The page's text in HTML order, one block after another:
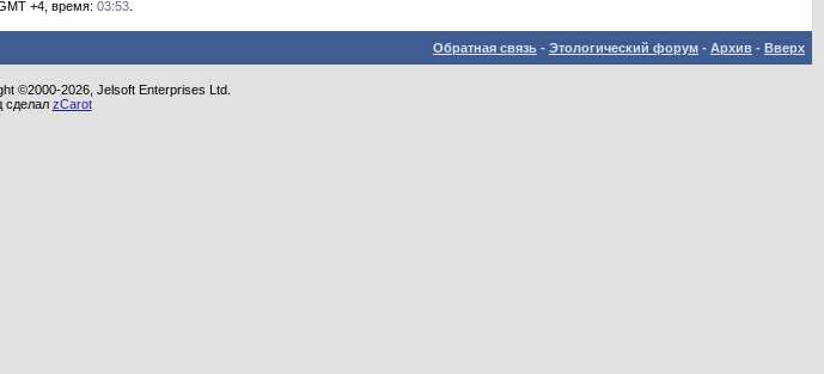
+4, время: 03:53.
Обратная связь - Этологический форум - Архив - Вверх
©2000-2026, Jelsoft Enterprises Ltd.
сделал zCarot